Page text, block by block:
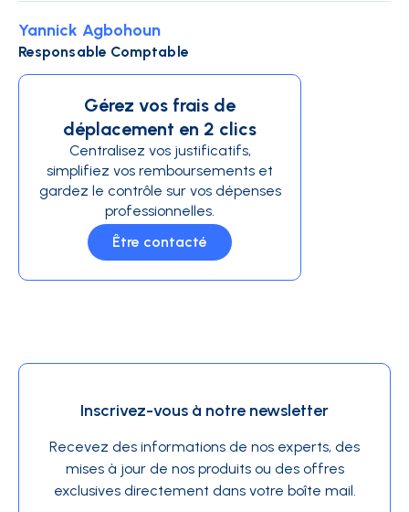
Yannick Agbohoun
Responsable Comptable
Gérez vos frais de
déplacement en 2 clics
Centralisez vos justificatifs,
simplifiez vos remboursements et
gardez le contrôle sur vos dépenses
professionnelles.
Être contacté
Inscrivez-vous à notre newsletter
Recevez des informations de nos experts, des
mises à jour de nos produits ou des offres
exclusives directement dans votre boîte mail.